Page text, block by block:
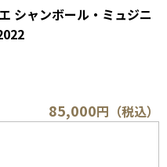
シャンボール・ミュジニ
85,000円（税込）